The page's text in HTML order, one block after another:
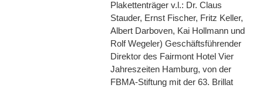
Plakettenträger v.l.: Dr. Claus
Stauder, Ernst Fischer, Fritz Keller,
Albert Darboven, Kai Hollmann und
Rolf Wegeler) Geschäftsführender
Direktor des Fairmont Hotel Vier
Jahreszeiten Hamburg, von der
FBMA-Stiftung mit der 63. Brillat